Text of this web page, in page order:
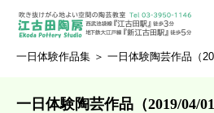
一日体験作品集 ＞ 一日体験陶芸作品（
一日体験陶芸作品（2019/04/